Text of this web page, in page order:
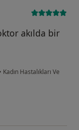
akılda bir
• Kadın Hastalıkları Ve